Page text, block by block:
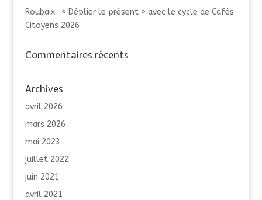
Roubaix : « Déplier le présent » avec le cycle de Cafés
Citoyens 2026
Commentaires récents
Archives
avril 2026
mars 2026
mai 2023
juillet 2022
juin 2021
avril 2021